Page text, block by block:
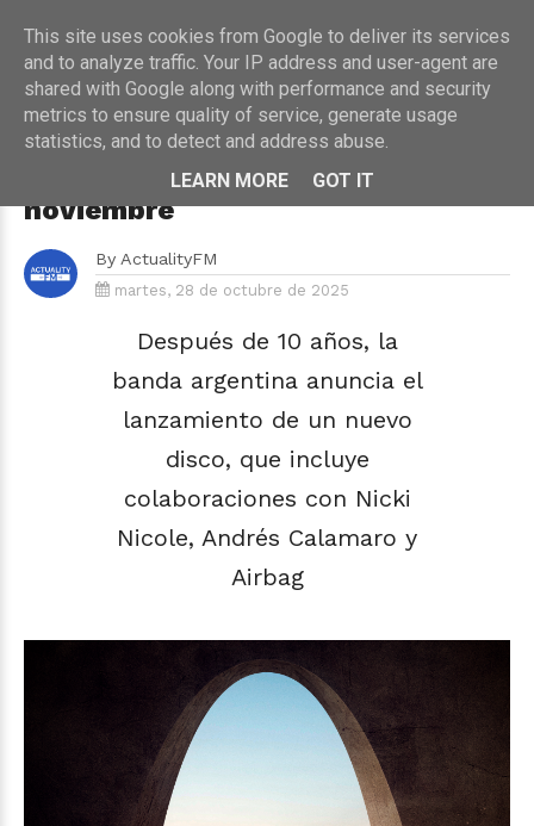
HOME›MÚSICA
Tan Bionica anuncia su nuevo
álbum "El Regreso" para el 4 de
noviembre
By ActualityFM
martes, 28 de octubre de 2025
Después de 10 años, la
banda argentina anuncia el
lanzamiento de un nuevo
disco, que incluye
colaboraciones con Nicki
Nicole, Andrés Calamaro y
Airbag
This site uses cookies from Google to deliver its services
and to analyze traffic. Your IP address and user-agent are
shared with Google along with performance and security
metrics to ensure quality of service, generate usage
statistics, and to detect and address abuse.
LEARN MORE
GOT IT